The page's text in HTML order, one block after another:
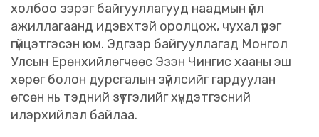
холбоо зэрэг байгууллагууд наадмын үйл
ажиллагаанд идэвхтэй оролцож, чухал үүрэг
гүйцэтгэсэн юм. Эдгээр байгууллагад Монгол
Улсын Ерөнхийлөгчөөс Эзэн Чингис хааны эш
хөрөг болон дурсгалын зүйлсийг гардуулан
өгсөн нь тэдний зүтгэлийг хүндэтгэсний
илэрхийлэл байлаа.